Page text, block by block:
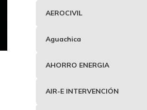
La Fifa abrió investigación
AEROCIVIL
Aguachica
AHORRO ENERGIA
AIR-E INTERVENCIÓN